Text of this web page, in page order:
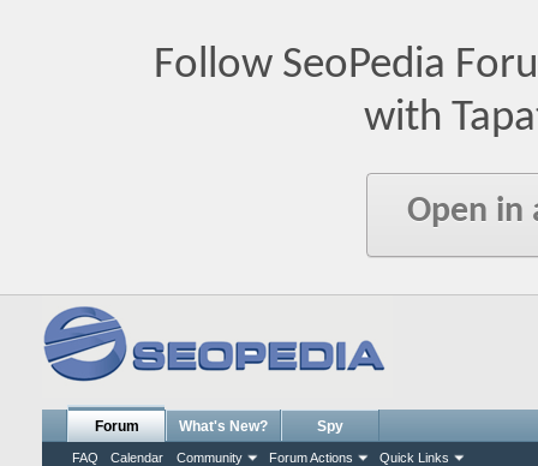
Follow SeoPedia
with
Open in
Forum
FAQ Calendar Community Forum Actions Quick Links
What's New? Spy